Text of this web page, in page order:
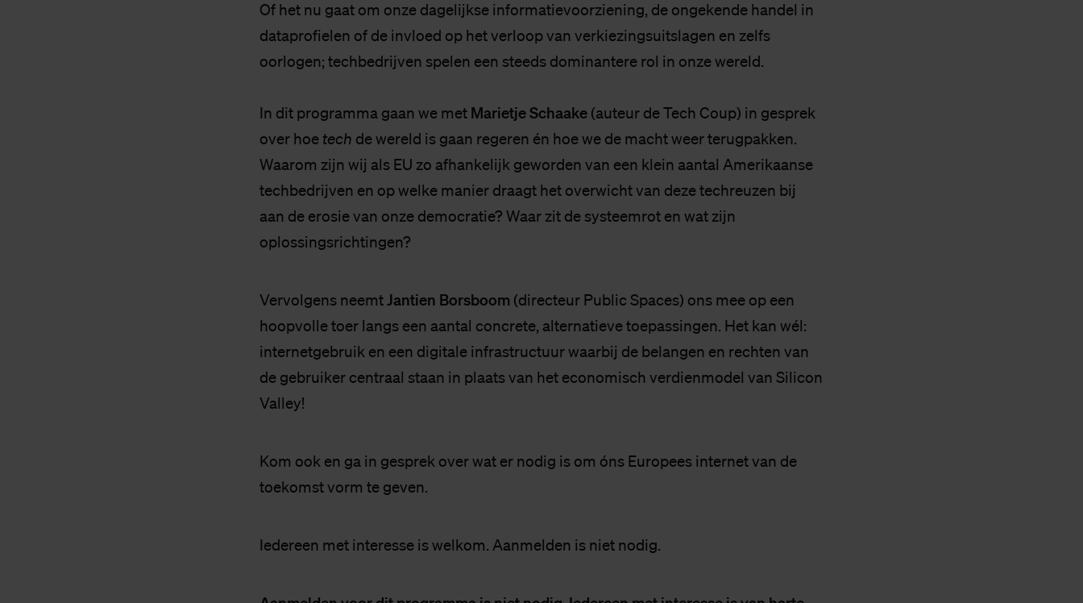
Of het nu gaat om onze dagelijkse informatievoorziening, de ongekende handel in
dataprofielen of de invloed op het verloop van verkiezingsuitslagen en zelfs
oorlogen; techbedrijven spelen een steeds dominantere rol in onze wereld.
In dit programma gaan we met Marietje Schaake (auteur de Tech Coup) in gesprek
over hoe tech de wereld is gaan regeren én hoe we de macht weer terugpakken.
Waarom zijn wij als EU zo afhankelijk geworden van een klein aantal Amerikaanse
techbedrijven en op welke manier draagt het overwicht van deze techreuzen bij
aan de erosie van onze democratie? Waar zit de systeemrot en wat zijn
oplossingsrichtingen?
Vervolgens neemtJantien Borsboom (directeur Public Spaces) ons mee op een
hoopvolle toer langs een aantal concrete, alternatieve toepassingen. Het kan wél:
internetgebruik en een digitale infrastructuur waarbij de belangen en rechten van
de gebruiker centraal staan in plaats van het economisch verdienmodel van Silicon
Valley!
Kom ook en ga in gesprek over wat er nodig is om óns Europees internet van de
toekomst vorm te geven.
Iedereen met interesse is welkom. Aanmelden is niet nodig.